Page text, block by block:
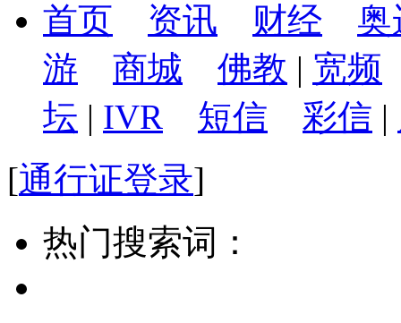
首页 资讯 财经
奥
游
商城 佛教 | 宽频
坛 | IVR 短信 彩信 |
[通行证登录]
热门搜索词：